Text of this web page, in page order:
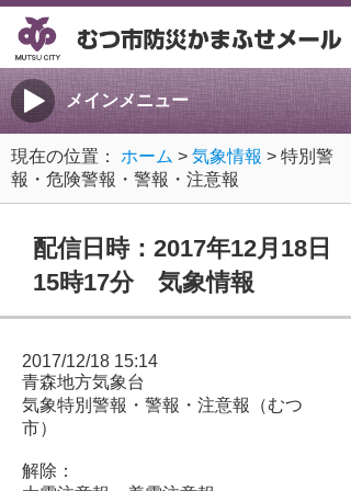
メインメニュー
現在の位置： ホーム > 気象情報 > 特別警
報・危険警報・警報・注意報
配信日時：2017年12月18日
15時17分 気象情報
2017/12/18 15:14
青森地方気象台
気象特別警報・警報・注意報（むつ
市）
解除：